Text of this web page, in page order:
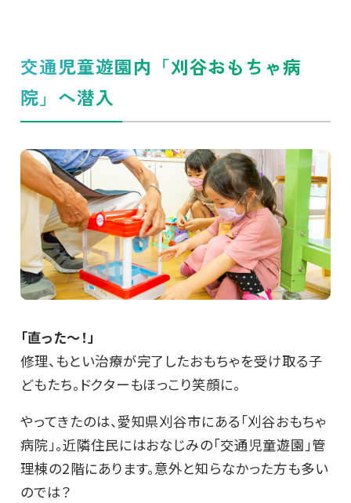
交通児童遊園内「刈谷おもちゃ病
院」へ潜入
「直った～！」
修理、もとい治療が完了したおもちゃを受け取る子
どもたち。ドクターもほっこり笑顔に。
やってきたのは、愛知県刈谷市にある「刈谷おもちゃ
病院」。近隣住民にはおなじみの「交通児童遊園」管
理棟の2階にあります。意外と知らなかった方も多い
のでは？